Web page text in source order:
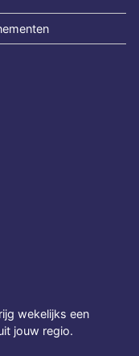
wekelijks een
jouw regio.